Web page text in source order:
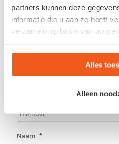
partners kunnen deze
informatie die u aan ze heeft
verzameld op basis van uw
Alles
Alleen
Afspraak maken
Meld u aan voor de
de klachten, onderzoekt uw
drukmeting uit. U krijgt een
verplichtingen.
Welke vestiging heeft uw
Naam *